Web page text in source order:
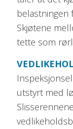
belastningen
Skjøtene
tette som
utstyrt med